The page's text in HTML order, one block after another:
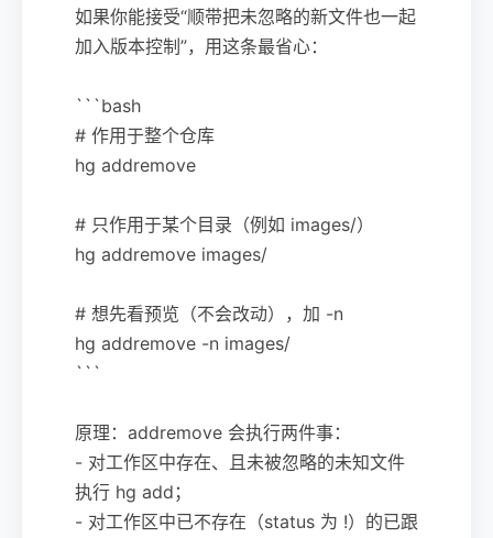
如果你能接受“顺带把未忽略的新文件也一起
加入版本控制”，用这条最省心：
```bash
# 作用于整个仓库
hg addremove
# 只作用于某个目录（例如 images/）
hg addremove images/
# 想先看预览（不会改动），加 -n
hg addremove -n images/
```
原理：addremove 会执行两件事：
- 对工作区中存在、且未被忽略的未知文件
执行 hg add；
- 对工作区中已不存在（status 为 !）的已跟